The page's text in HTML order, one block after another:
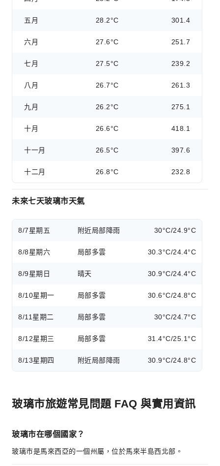
五月 28.2°C 301.4
六月 27.6°C 251.7
七月 27.5°C 239.2
八月 26.7°C 261.3
九月 26.2°C 275.1
十月 26.6°C 418.1
十一月 26.5°C 397.6
十二月 26.8°C 232.8
未來七天玻璃市天氣
8/7星期五 附近局部降雨 30°C/24.9°C
8/8星期六 局部多雲 30.3°C/24.4°C
8/9星期日 晴天 30.9°C/24.4°C
8/10星期一 局部多雲 30.6°C/24.8°C
8/11 星期二 局部多雲 30°C/24.7°C
8/12星期三 局部多雲 31.4°C/25.1°C
8/13星期四 附近局部降雨 30.9°C/24.8°C
玻璃市旅遊常見問題 FAQ 與實用資訊
玻璃市在哪個國家？
玻璃市是馬來西亞的一個州屬，位於馬來半島西北部。